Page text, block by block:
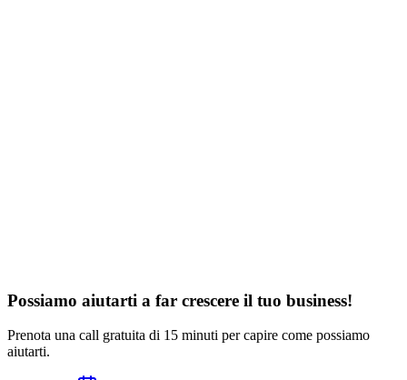
Possiamo aiutarti a far crescere il tuo business!
Prenota una call gratuita di 15 minuti per capire come possiamo
aiutarti.